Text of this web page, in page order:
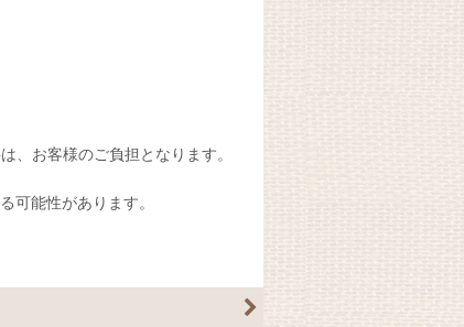
、お客様のご負担となります。
可能性があります。